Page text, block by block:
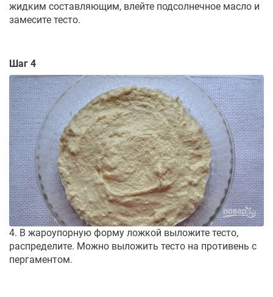
жидким составляющим, влейте подсолнечное масло и
замесите тесто.
Шаг 4
4. В жароупорную форму ложкой выложите тесто,
распределите. Можно выложить тесто на противень с
пергаментом.